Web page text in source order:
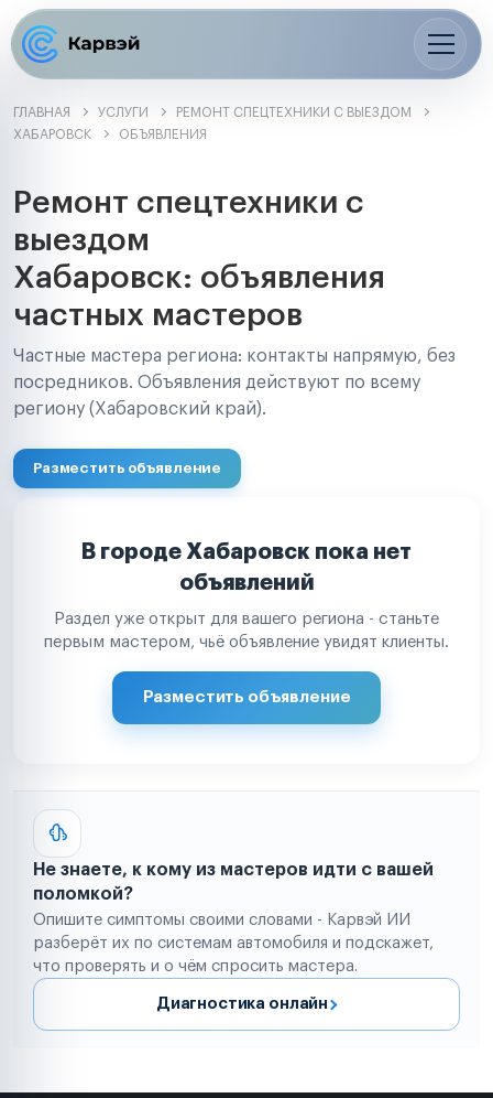
ГЛАВНАЯ УСЛУГИ
РЕМОНТ СПЕЦТЕХНИКИ С ВЫЕЗДОМ
ХАБАРОВСК
ОБЪЯВЛЕНИЯ
Ремонт спецтехники с
выездом
Хабаровск: объявления
частных мастеров
Частные мастера региона: контакты напрямую, без
посредников. Объявления действуют по всему
региону (Хабаровский край).
Разместить объявление
В городе Хабаровск пока нет
объявлений
Раздел уже открыт для вашего региона - станьте
первым мастером, чьё объявление увидят клиенты.
Разместить объявление
Не знаете, к кому из мастеров идти с вашей
поломкой?
Опишите симптомы своими словами - Карвэй ИИ
разберёт их по системам автомобиля и подскажет,
что проверять и о чём спросить мастера.
Диагностика онлайн